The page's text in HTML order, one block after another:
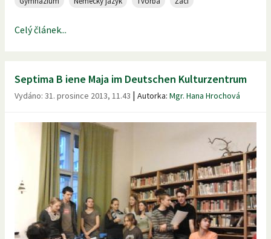
Celý článek...
Septima B iene Maja im Deutschen Kulturzentrum
Vydáno: 31. prosince 2013, 11.43 | Autorka: Mgr. Hana Hrochová